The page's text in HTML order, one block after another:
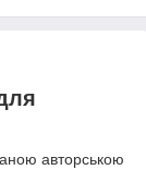
авторською